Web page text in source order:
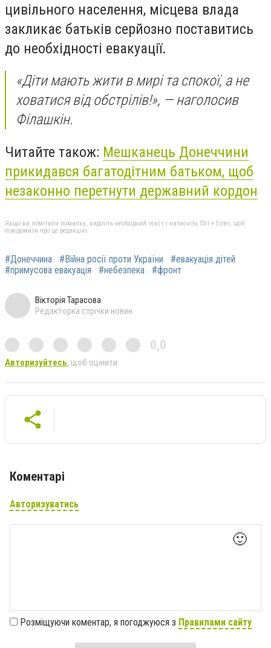
цивільного населення, місцева влада
закликає батьків серйозно поставитись
до необхідності евакуації.
«Діти мають жити в мирі та спокої, а не
ховатися від обстрілів!», — наголосив
Філашкін.
Читайте також: Мешканець Донеччини
прикидався багатодітним батьком, щоб
незаконно перетнути державний кордон
Якщо ви помітили помилку, виділіть необхідний текст і натисніть Ctrl + Enter, щоб
повідомити про це редакцію
#Донеччина #Війна росії проти України
#евакуація дітей
#примусова евакуація
#небезпека #фронт
Вікторія Тарасова
Редакторка стрічки новин
0,0
Авторизуйтесь, щоб оцінити
Коментарі
Авторизуватись
🙂
Розміщуючи коментар, я погоджуюся з Правилами сайту